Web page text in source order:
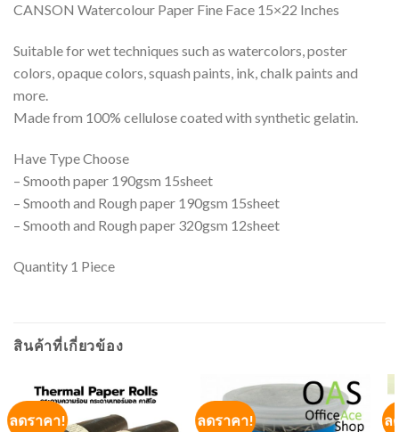
CANSON Watercolour Paper Fine Face 15×22 Inches
Suitable for wet techniques such as watercolors, poster
colors, opaque colors, squash paints, ink, chalk paints and
more.
Made from 100% cellulose coated with synthetic gelatin.
Have Type Choose
– Smooth paper 190gsm 15sheet
– Smooth and Rough paper 190gsm 15sheet
– Smooth and Rough paper 320gsm 12sheet
Quantity 1 Piece
สินค้าที่เกี่ยวข้อง
ลดราคา! ลดราคา! ล